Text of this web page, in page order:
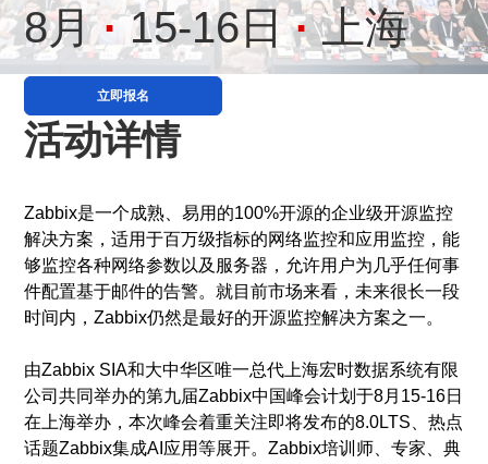
8月·15-16日·上海
立即报名
活动详情
Zabbix是一个成熟、易用的100%开源的企业级开源监控
解决方案，适用于百万级指标的网络监控和应用监控，能
够监控各种网络参数以及服务器，允许用户为几乎任何事
件配置基于邮件的告警。就目前市场来看，未来很长一段
时间内，Zabbix仍然是最好的开源监控解决方案之一。
由Zabbix SIA和大中华区唯一总代上海宏时数据系统有限
公司共同举办的第九届Zabbix中国峰会计划于8月15-16日
在上海举办，本次峰会着重关注即将发布的8.0LTS、热点
话题Zabbix集成AI应用等展开。Zabbix培训师、专家、典